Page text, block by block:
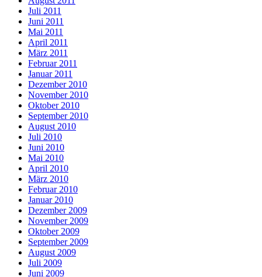
Juli 2011
Juni 2011
Mai 2011
April 2011
März 2011
Februar 2011
Januar 2011
Dezember 2010
November 2010
Oktober 2010
September 2010
August 2010
Juli 2010
Juni 2010
Mai 2010
April 2010
März 2010
Februar 2010
Januar 2010
Dezember 2009
November 2009
Oktober 2009
September 2009
August 2009
Juli 2009
Juni 2009